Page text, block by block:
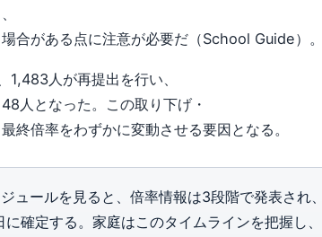
合がある点に注意が必要だ（School Guide）。
人が再提出を行い、
人となった。この取り下げ・
終倍率をわずかに変動させる要因となる。
ュールを見ると、倍率情報は3段階で発表され、
確定する。家庭はこのタイムラインを把握し、